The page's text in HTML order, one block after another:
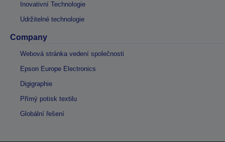
Inovativní Technologie
Udržitelné technologie
Company
Webová stránka vedení společnosti
Epson Europe Electronics
Digigraphie
Přímý potisk textilu
Globální řešení